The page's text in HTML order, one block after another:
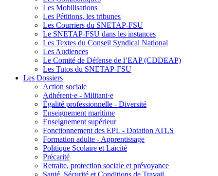
Les Mobilisations
Les Pétitions, les tribunes
Les Courriers du SNETAP-FSU
Le SNETAP-FSU dans les instances
Les Textes du Conseil Syndical National
Les Audiences
Le Comité de Défense de l’EAP (CDDEAP)
Les Tutos du SNETAP-FSU
Les Dossiers
Action sociale
Adhérent·e - Militant·e
Égalité professionnelle - Diversité
Enseignement maritime
Enseignement supérieur
Fonctionnement des EPL - Dotation ATLS
Formation adulte - Apprentissage
Politique Scolaire et Laïcité
Précarité
Retraite, protection sociale et prévoyance
Santé, Sécurité et Conditions de Travail